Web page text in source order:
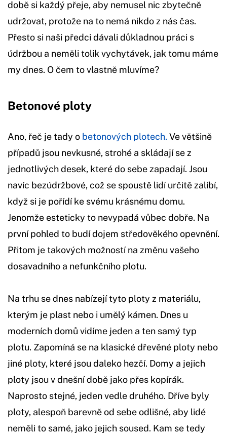
době si každý přeje, aby nemusel nic zbytečně
udržovat, protože na to nemá nikdo z nás čas.
Přesto si naši předci dávali důkladnou práci s
údržbou a neměli tolik vychytávek, jak tomu máme
my dnes. O čem to vlastně mluvíme?
Betonové ploty
Ano, řeč je tady o betonových plotech. Ve většině
případů jsou nevkusné, strohé a skládají se z
jednotlivých desek, které do sebe zapadají. Jsou
navíc bezúdržbové, což se spoustě lidí určitě zalíbí,
když si je pořídí ke svému krásnému domu.
Jenomže esteticky to nevypadá vůbec dobře. Na
první pohled to budí dojem středověkého opevnění.
Přitom je takových možností na změnu vašeho
dosavadního a nefunkčního plotu.
Na trhu se dnes nabízejí tyto ploty z materiálu,
kterým je plast nebo i umělý kámen. Dnes u
moderních domů vidíme jeden a ten samý typ
plotu. Zapomíná se na klasické dřevěné ploty nebo
jiné ploty, které jsou daleko hezčí. Domy a jejich
ploty jsou v dnešní době jako přes kopírák.
Naprosto stejné, jeden vedle druhého. Dříve byly
ploty, alespoň barevně od sebe odlišné, aby lidé
neměli to samé, jako jejich soused. Kam se tedy